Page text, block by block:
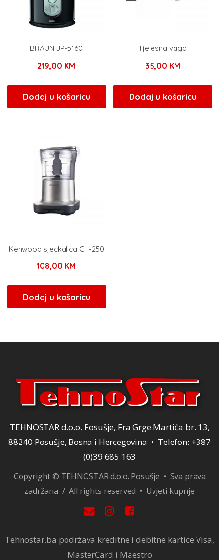
BRAUN JP-5160
219,00 KM
Dodaj u košaricu
Tjelesna vaga
35,00 KM
Dodaj u košaricu
Kenwood sjeckalica CH-250
108,00 KM
Dodaj u košaricu
TEHNOSTAR d.o.o. Posušje, Fra Grge Martića br. 13,
88240 Posušje, Bosna i Hercegovina • Telefon: +387
(0)39 685 163
Copyright © TEHNOSTAR d.o.o. Posušje • Sva prava
zadržana / All rights reserved • Uvjeti kupnje
Tehnostar.ba podržava kreditne i debitne kartice Visa,
MasterCard i Maestro